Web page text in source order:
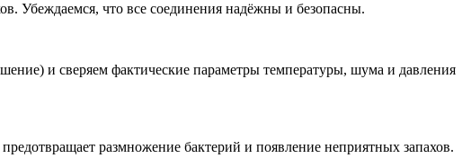
Убеждаемся, что все соединения надёжны и безопасны.
и сверяем фактические параметры температуры, шума и давления
размножение бактерий и появление неприятных запахов.